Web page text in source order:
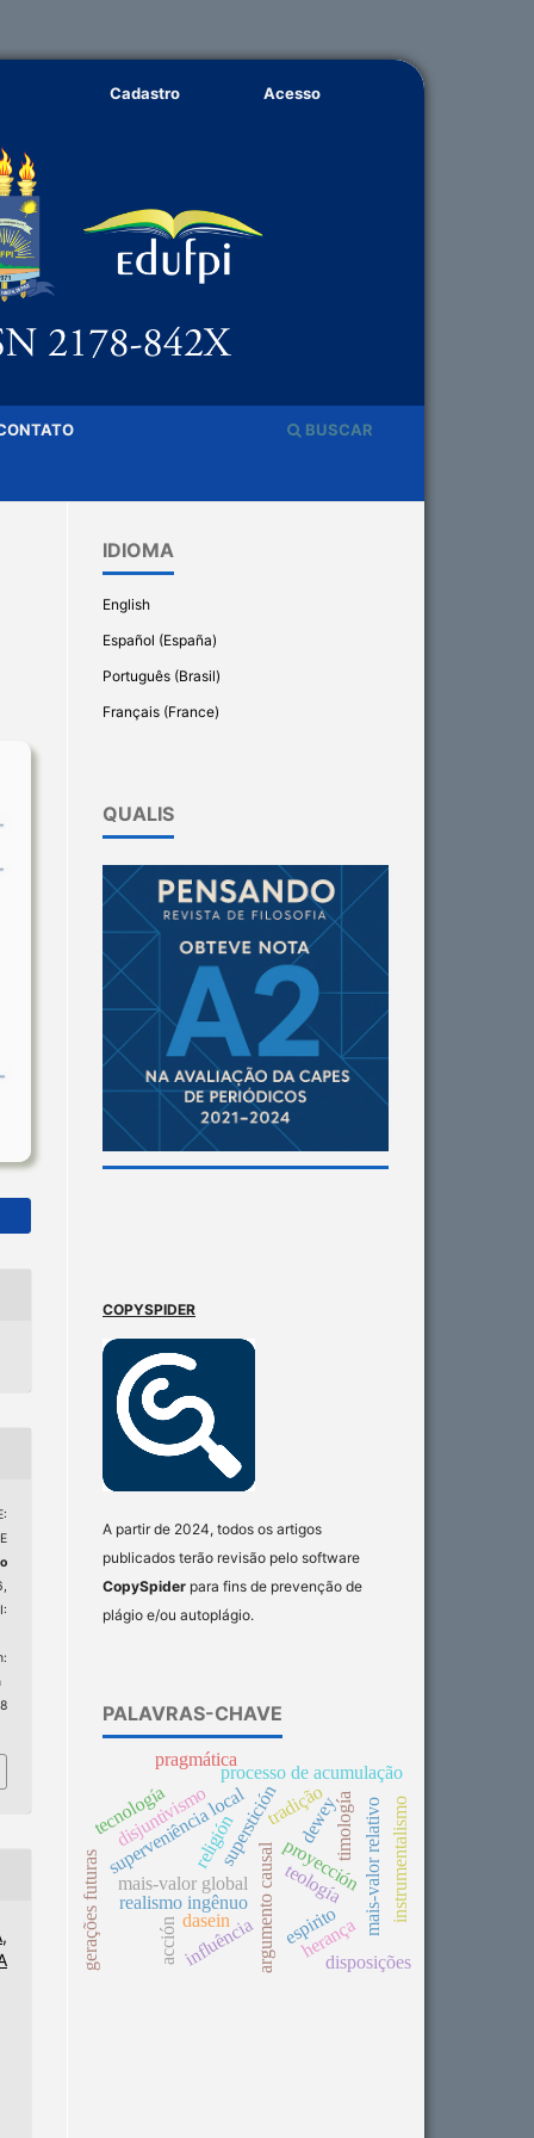
BUSCAR
Cadastro Acesso
IDIOMA
English
Español (España)
Português (Brasil)
Français (France)
QUALIS
COPYSPIDER
A partir de 2024, todos os artigos
publicados terão revisão pelo software
CopySpider para fins de prevenção de
plágio e/ou autoplágio.
PALAVRAS-CHAVE
argumento causal
supersticiónproyección
processo de acumulação
mais-valor global mais-valor relativo
superveniência local
disjuntivismoreligión
realismo ingênuo
tecnología instrumentalismo
dewey
teología
espirito
influência
dasein herança
tradição
pragmática
gerações futuras disposições
timología
acción